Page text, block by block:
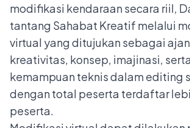
modifikasi kendaraan secara riil,
tantang Sahabat Kreatif melalui
virtual yang ditujukan sebagai
kreativitas, konsep, imajinasi,
kemampuan teknis dalam editing
dengan total peserta terdaftar
peserta.